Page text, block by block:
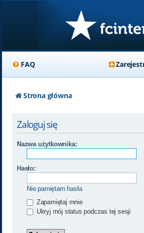
FAQ
Strona główna
Zaloguj się
Nazwa użytkownika:
Hasło:
Nie pamiętam hasła
Zapamiętaj mnie
Ukryj mój status podczas tej sesji